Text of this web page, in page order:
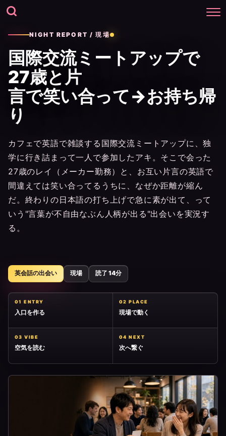
NIGHT REPORT / 現場
国際交流ミートアップで
27歳と片
言で笑い合って→お持ち帰
り
カフェで英語で雑談する国際交流ミートアップに、独
学に行き詰まって一人で参加したアキ。そこで会った
27歳のレイ（メーカー勤務）と、お互い片言の英語で
間違えては笑い合ってるうちに、なぜか距離が縮ん
だ。終わりの日本語の打ち上げで急に素が出て、って
いう"言葉が不自由なぶん人柄が出る"出会いを実況す
る。
英会話の出会い 現場 読了 14分
01 ENTRY
入口を作る
02 PLACE
現場で動く
03 VIBE
空気を読む
04 NEXT
次へ繋ぐ